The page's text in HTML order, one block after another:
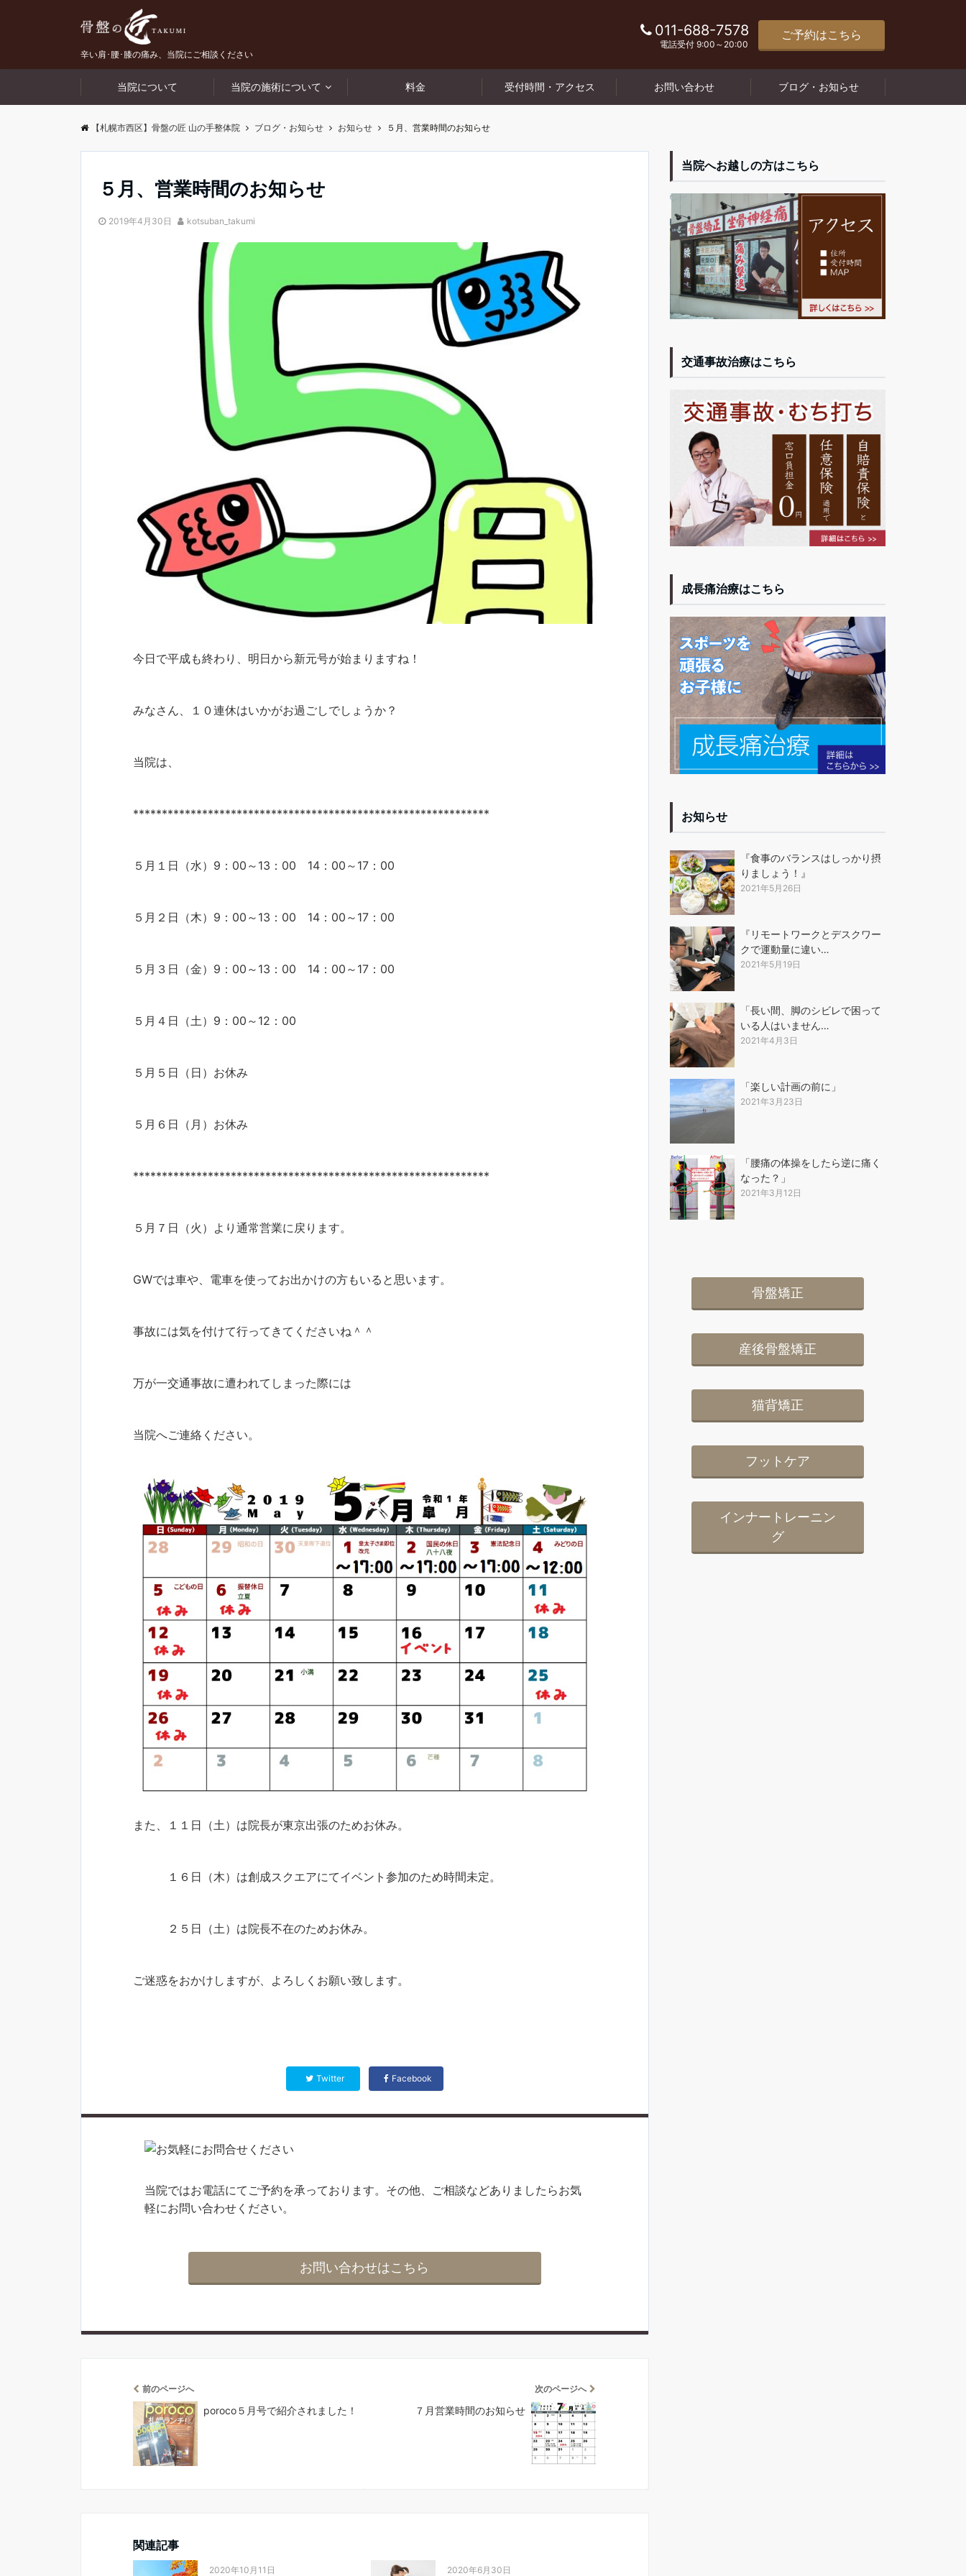
辛い肩･腰･膝の痛み、当院にご相談ください
011-688-7578
電話受付 9:00～20:00
ご予約はこちら
当院について 当院の施術について 料金 受付時間・アクセス お問い合わせ ブログ・お知らせ
【札幌市西区】骨盤の匠 山の手整体院 ブログ・お知らせ お知らせ ５月、営業時間のお知らせ
５月、営業時間のお知らせ
2019年4月30日 kotsuban_takumi
今日で平成も終わり、明日から新元号が始まりますね！
みなさん、１０連休はいかがお過ごしでしょうか？
当院は、
**************************************************************
５月１日（水）9：00～13：00 14：00～17：00
５月２日（木）9：00～13：00 14：00～17：00
５月３日（金）9：00～13：00 14：00～17：00
５月４日（土）9：00～12：00
５月５日（日）お休み
５月６日（月）お休み
**************************************************************
５月７日（火）より通常営業に戻ります。
GWでは車や、電車を使ってお出かけの方もいると思います。
事故には気を付けて行ってきてくださいね＾＾
万が一交通事故に遭われてしまった際には
当院へご連絡ください。
また、１１日（土）は院長が東京出張のためお休み。
１６日（木）は創成スクエアにてイベント参加のため時間未定。
２５日（土）は院長不在のためお休み。
ご迷惑をおかけしますが、よろしくお願い致します。
Twitter Facebook
当院ではお電話にてご予約を承っております。その他、ご相談などありましたらお気
軽にお問い合わせください。
お問い合わせはこちら
前のページへ
poroco５月号で紹介されました！
次のページへ
７月営業時間のお知らせ
関連記事
2020年10月11日 2020年6月30日
当院へお越しの方はこちら
交通事故治療はこちら
成長痛治療はこちら
お知らせ
『食事のバランスはしっかり摂
りましょう！』
2021年5月26日
『リモートワークとデスクワー
クで運動量に違い…
2021年5月19日
「長い間、脚のシビレで困って
いる人はいません…
2021年4月3日
「楽しい計画の前に」
2021年3月23日
「腰痛の体操をしたら逆に痛く
なった？」
2021年3月12日
骨盤矯正
産後骨盤矯正
猫背矯正
フットケア
インナートレーニン
グ